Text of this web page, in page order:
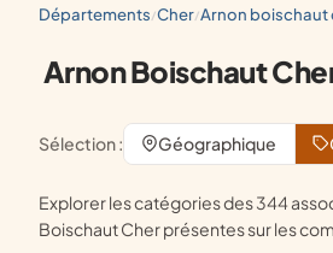
départements/ cher/ arnon boischaut
Arnon Boischaut
Sélection : Géographique
Explorer les catégories des 344 associations de l'Arnon
Boischaut Cher présentes sur les